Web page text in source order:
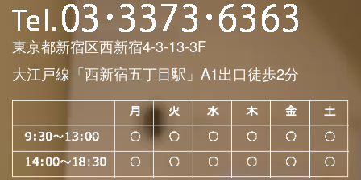
東京都新宿区西新宿4-3-13-3F
大江戸線「西新宿五丁目駅」A1出口徒歩2分